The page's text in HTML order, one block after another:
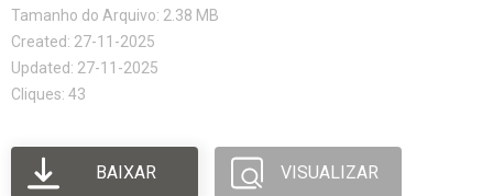
Tamanho do Arquivo: 2.38 MB
Created: 27-11-2025
Updated: 27-11-2025
Cliques: 43
BAIXAR VISUALIZAR